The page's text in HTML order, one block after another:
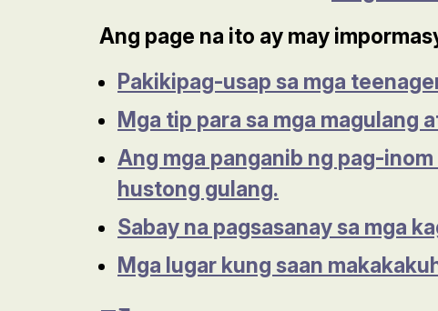
Ang page na ito ay may
Pakikipag-usap sa mga
Mga tip para sa mga magulang
Ang mga panganib ng pag-
hustong gulang.
Sabay na pagsasanay sa mga
Mga lugar kung saan